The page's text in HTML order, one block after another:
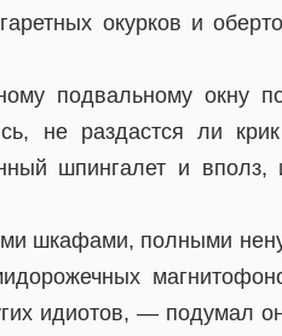
окурков и
подвальному окну
не раздастся ли
шпингалет и вполз,
шкафами, полными
идиотов, — подумал